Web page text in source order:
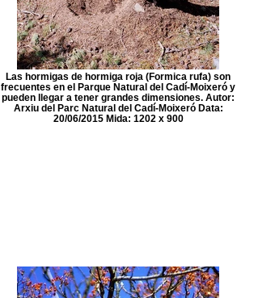
Las hormigas de hormiga roja (Formica rufa) son
frecuentes en el Parque Natural del Cadí-Moixeró y
pueden llegar a tener grandes dimensiones. Autor:
Arxiu del Parc Natural del Cadí-Moixeró Data:
20/06/2015 Mida: 1202 x 900